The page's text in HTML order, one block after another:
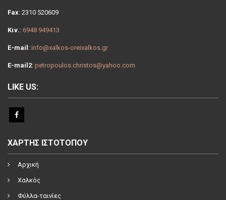
Fax: 2310 520609
Κιν.: 6948 949413
E-mail : info@xalkos-oreixalkos.gr
E-mail2: petropoulos.christos@yahoo.com
LIKE US:
ΧΑΡΤΗΣ ΙΣΤΟΤΟΠΟΥ
Αρχική
Χαλκός
Φύλλα-ταινίες